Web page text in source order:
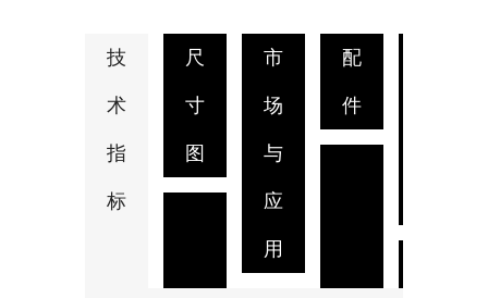
技
术
指
标
尺
寸
图
市
场
与
应
用
配
件